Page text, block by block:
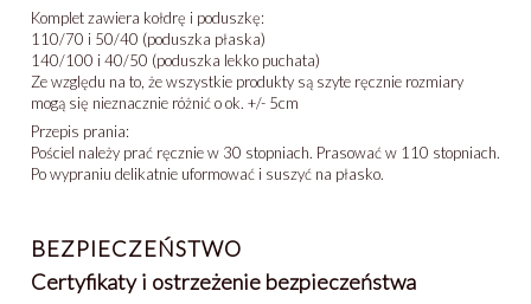
Komplet zawiera kołdrę i poduszkę:
110/70 i 50/40 (poduszka płaska)
140/100 i 40/50 (poduszka lekko puchata)
Ze względu na to, że wszystkie produkty są szyte ręcznie rozmiary
mogą się nieznacznie różnić o ok. +/- 5cm
Przepis prania:
Pościel należy prać ręcznie w 30 stopniach. Prasować w 110 stopniach.
Po wypraniu delikatnie uformować i suszyć na płasko.
BEZPIECZEŃSTWO
Certyfikaty i ostrzeżenie bezpieczeństwa